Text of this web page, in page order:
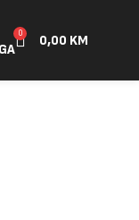
0 0,00 KM